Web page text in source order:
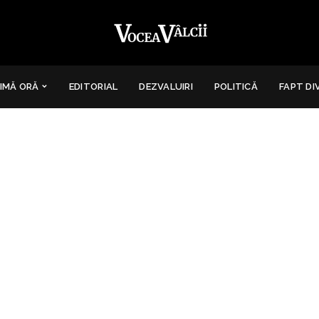
ORĂ EDITORIAL DEZVALUIRI POLITICĂ FAPT